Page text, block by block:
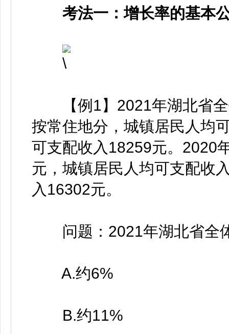
考法一：增长率的基本
【例1】2021年湖北省全
按常住地分，城镇居民人均
可支配收入18259元。2020
元，城镇居民人均可支配收
入16302元。
问题：2021年湖北省全
A.约6%
B.约11%